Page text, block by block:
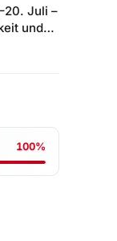
Juli –
und
100%